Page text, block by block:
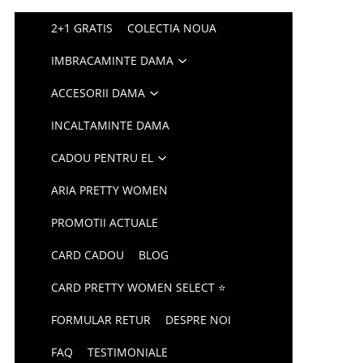
2+1 GRATIS COLECTIA NOUA
IMBRACAMINTE DAMA
ACCESORII DAMA
INCALTAMINTE DAMA
CADOU PENTRU EL
ARIA PRETTY WOMEN
PROMOTII ACTUALE
CARD CADOU BLOG
CARD PRETTY WOMEN SELECT ⭐
FORMULAR RETUR DESPRE NOI
FAQ TESTIMONIALE